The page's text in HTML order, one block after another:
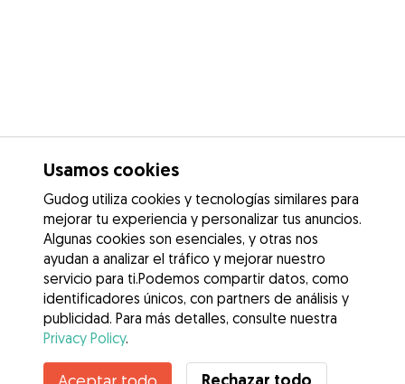
Usamos cookies
Gudog utiliza cookies y tecnologías similares para
mejorar tu experiencia y personalizar tus anuncios.
Algunas cookies son esenciales, y otras nos
ayudan a analizar el tráfico y mejorar nuestro
servicio para ti.Podemos compartir datos, como
identificadores únicos, con partners de análisis y
publicidad. Para más detalles, consulte nuestra
Privacy Policy.